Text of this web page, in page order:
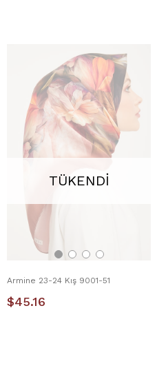
TÜKENDI
Armine 23-24 Kış 9001-51
$45.16